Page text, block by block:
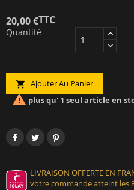
20,00 €TTC
Quantité
 Ajouter Au Panier
 plus qu' 1 seul article en
LIVRAISON OFFERTE EN
votre commande atteint les